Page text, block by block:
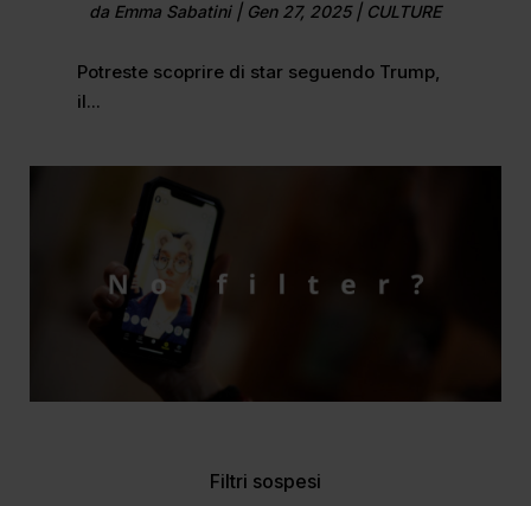
da Emma Sabatini| Gen 27, 2025| CULTURE
Potreste scoprire di star seguendo Trump,
il...
Filtri sospesi